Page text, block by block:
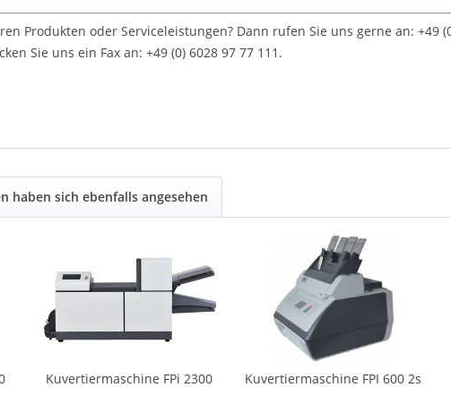
Produkten oder Serviceleistungen? Dann rufen Sie uns gerne an: +49
Sie uns ein Fax an: +49 (0) 6028 97 77 111.
haben sich ebenfalls angesehen
Kuvertiermaschine FPi 2300 Kuvertiermaschine FPI 600 2s